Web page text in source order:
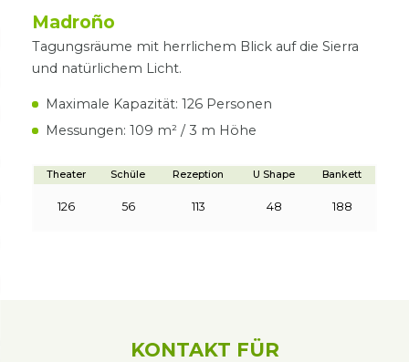
Madroño
Tagungsräume mit herrlichem Blick auf die Sierra
und natürlichem Licht.
Maximale Kapazität: 126 Personen
Messungen: 109 m² / 3 m Höhe
Theater Schüle Rezeption U Shape Bankett
126 56 113 48 188
KONTAKT FÜR